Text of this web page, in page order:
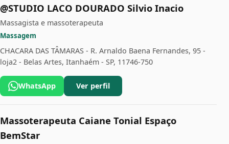
@STUDIO LACO DOURADO Silvio Inacio
Massagista e massoterapeuta
Massagem
CHACARA DAS TÂMARAS - R. Arnaldo Baena Fernandes, 95 -
loja2 - Belas Artes, Itanhaém - SP, 11746-750
WhatsApp Ver perfil
Massoterapeuta Caiane Tonial Espaço
BemStar